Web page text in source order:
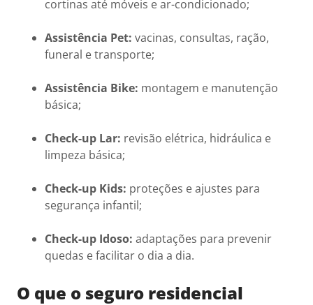
cortinas até móveis e ar-condicionado;
Assistência Pet: vacinas, consultas, ração,
funeral e transporte;
Assistência Bike: montagem e manutenção
básica;
Check-up Lar: revisão elétrica, hidráulica e
limpeza básica;
Check-up Kids: proteções e ajustes para
segurança infantil;
Check-up Idoso: adaptações para prevenir
quedas e facilitar o dia a dia.
O que o seguro residencial